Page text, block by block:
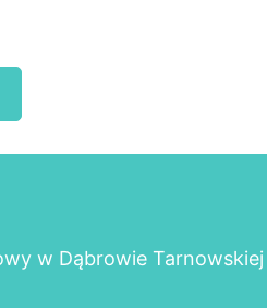
w Dąbrowie Tarnowskiej